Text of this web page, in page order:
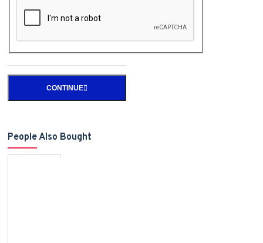
CONTINUE
People Also Bought